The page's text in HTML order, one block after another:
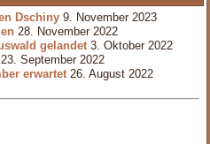
Dschiny 9. November 2023
28. November 2022
gelandet 3. Oktober 2022
23. September 2022
erwartet 26. August 2022